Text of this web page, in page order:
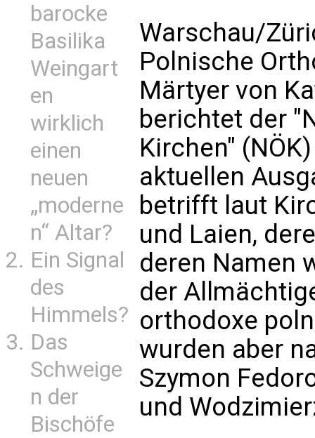
barocke
Basilika
Weingart
en
wirklich
einen
neuen
„moderne
n“ Altar?
Ein Signal
des
Himmels?
Das
Schweige
n der
Bischöfe
Warschau/
Polnische
Märtyer von
berichtet der
Kirchen"
aktuellen
betrifft laut
und Laien,
deren Namen
der
orthodoxe
wurden aber
Szymon
und